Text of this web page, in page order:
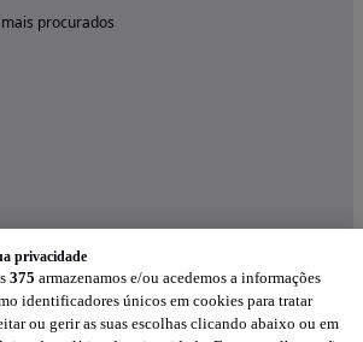
procurados
privacidade
375 armazenamos e/ou acedemos a informações
identificadores únicos em cookies para tratar
ou gerir as suas escolhas clicando abaixo ou em